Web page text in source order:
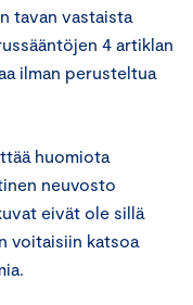
tavan vastaista
4 artiklan
ilman perusteltua
huomiota
neuvosto
eivät ole sillä
voitaisiin katsoa